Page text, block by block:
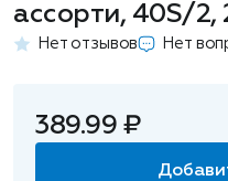
ассорти, 40S/2,
Нет отзывов Нет
389.99 ₽